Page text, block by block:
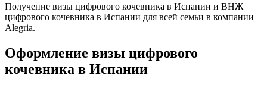
Получение визы цифрового кочевника в Испании и ВНЖ
цифрового кочевника в Испании для всей семьи в компании
Alegria.
Оформление визы цифрового
кочевника в Испании